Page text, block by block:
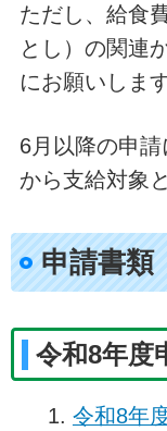
ただし、給食
とし）の関連
にお願いします
6月以降の申
から支給対象
申請書類
令和8年度
令和8年